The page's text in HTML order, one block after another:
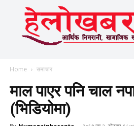
Home समाचार
माल पाएर पनि चाल
(भिडियोमा)